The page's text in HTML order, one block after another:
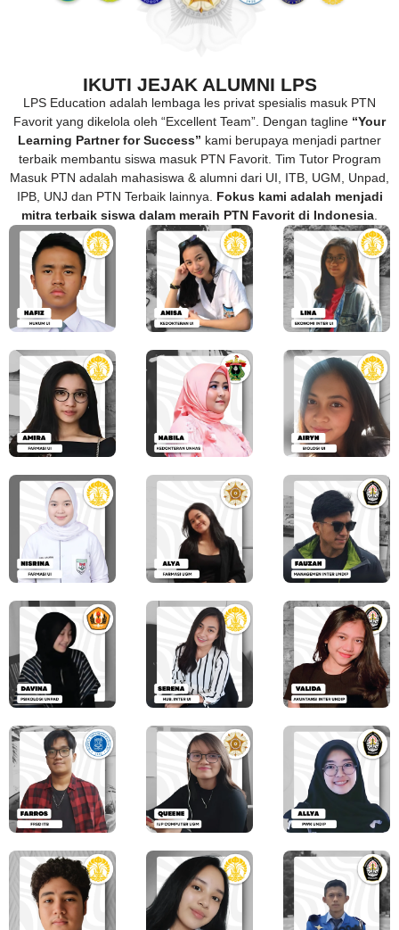
IKUTI JEJAK ALUMNI LPS
LPS Education adalah lembaga les privat spesialis masuk PTN
Favorit yang dikelola oleh “Excellent Team”. Dengan tagline “Your
Learning Partner for Success” kami berupaya menjadi partner
terbaik membantu siswa masuk PTN Favorit. Tim Tutor Program
Masuk PTN adalah mahasiswa & alumni dari UI, ITB, UGM, Unpad,
IPB, UNJ dan PTN Terbaik lainnya. Fokus kami adalah menjadi
mitra terbaik siswa dalam meraih PTN Favorit di Indonesia